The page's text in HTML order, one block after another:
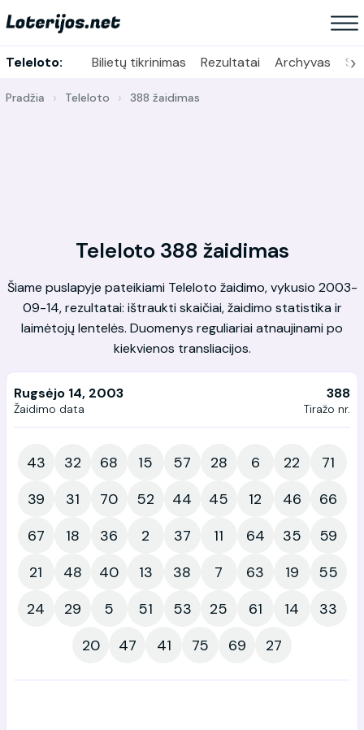
Teleloto: Bilietų tikrinimas Rezultatai Archyvas ›
Pradžia Teleloto 388 žaidimas
Teleloto 388 žaidimas
Šiame puslapyje pateikiami Teleloto žaidimo, vykusio 2003-
09-14, rezultatai: ištraukti skaičiai, žaidimo statistika ir
laimėtojų lentelės. Duomenys reguliariai atnaujinami po
kiekvienos transliacijos.
Rugsėjo 14, 2003
Žaidimo data
388
Tiražo nr.
43 32 68 15 57 28 6 22
71
39
31 70 52 44 45 12 46
66
67
18 36 2 37 11 64 35
59
21
48 40 13 38 7 63 19
55
24
29 5 51 53 25 61 14
33
20
47 41 75 69 27